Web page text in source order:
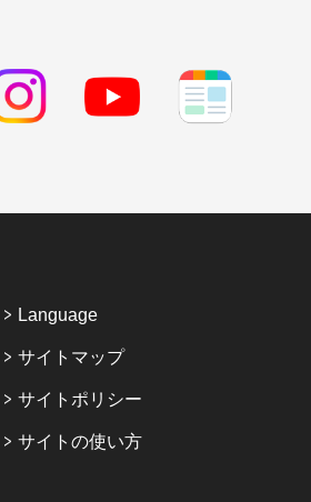
Language
サイトマップ
サイトポリシー
サイトの使い方